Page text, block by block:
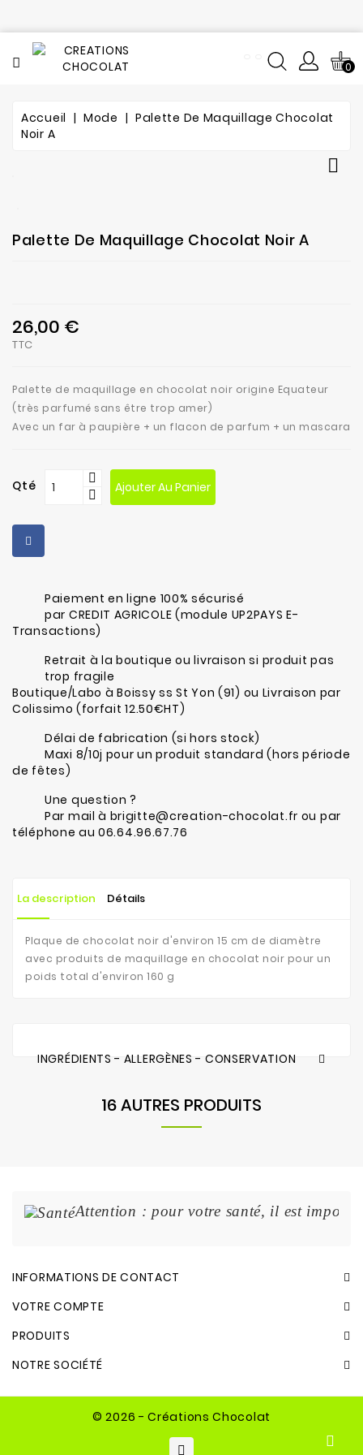
Tout
L'histoire
fabrication
atelier
de
Contact
0
Accueil Mode
Palette De Maquillage Chocolat
Noir A

Palette De Maquillage Chocolat Noir A
26,00 €
TTC
Palette de maquillage en chocolat noir origine Equateur
(très parfumé sans être trop amer)
Avec un far à paupière + un flacon de parfum + un mascara
Qté Ajouter Au Panier
Paiement en ligne 100% sécurisé
par CREDIT AGRICOLE (module UP2PAYS E-
Transactions)
Retrait à la boutique ou livraison si produit pas
trop fragile
Boutique/Labo à Boissy ss St Yon (91) ou Livraison par
Colissimo (forfait 12.50€HT)
Délai de fabrication (si hors stock)
Maxi 8/10j pour un produit standard (hors période
de fêtes)
Une question ?
Par mail à brigitte@creation-chocolat.fr ou par
téléphone au 06.64.96.67.76
La description Détails
Plaque de chocolat noir d'environ 15 cm de diamètre
avec produits de maquillage en chocolat noir pour un
poids total d'environ 160 g
INGRÉDIENTS - ALLERGÈNES - CONSERVATION
16 AUTRES PRODUITS
Attention : pour votre santé, il est
INFORMATIONS DE CONTACT
VOTRE COMPTE
PRODUITS
NOTRE SOCIÉTÉ
© 2026 - Créations Chocolat